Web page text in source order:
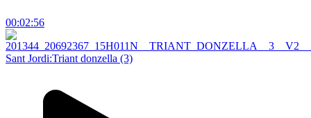
00:02:56
Sant Jordi:Triant donzella (3)